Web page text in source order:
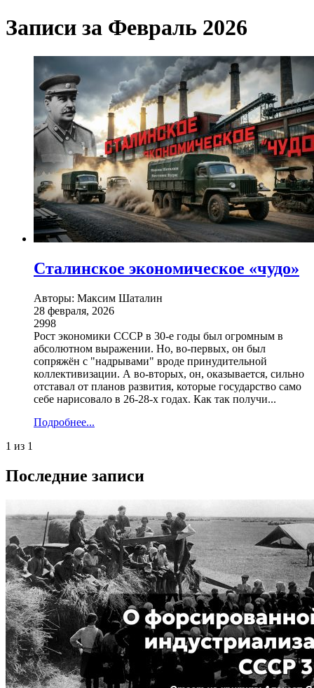
Записи за Февраль 2026
Сталинское экономическое «чудо»
Авторы: Максим Шаталин
28 февраля, 2026
2998
Рост экономики СССР в 30-е годы был огромным в
абсолютном выражении. Но, во-первых, он был
сопряжён с "надрывами" вроде принудительной
коллективизации. А во-вторых, он, оказывается, сильно
отставал от планов развития, которые государство само
себе нарисовало в 26-28-х годах. Как так получи...
Подробнее...
1 из 1
Последние записи